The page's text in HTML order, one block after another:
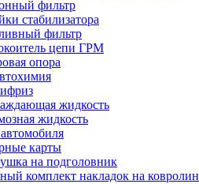
фильтр
стабилизатора
фильтр
цепи ГРМ
опора
жидкость
жидкость
карты
на подголовник
комплект накладок на ковролин